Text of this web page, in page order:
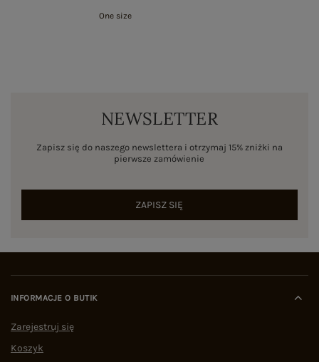
One size
NEWSLETTER
Zapisz się do naszego newslettera i otrzymaj 15% zniżki na
pierwsze zamówienie
ZAPISZ SIĘ
INFORMACJE O BUTIK
Zarejestruj się
Koszyk